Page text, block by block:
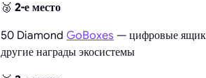
🥈 2-е место
50 Diamond GoBoxes — цифровые
другие награды экосистемы